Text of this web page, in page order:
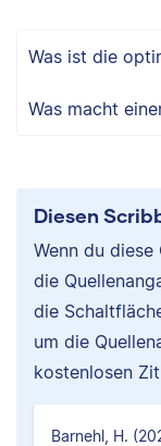
Was ist die
Was macht
Diesen
Wenn du
die
die
um die
kostenlosen
Barnehl, H.